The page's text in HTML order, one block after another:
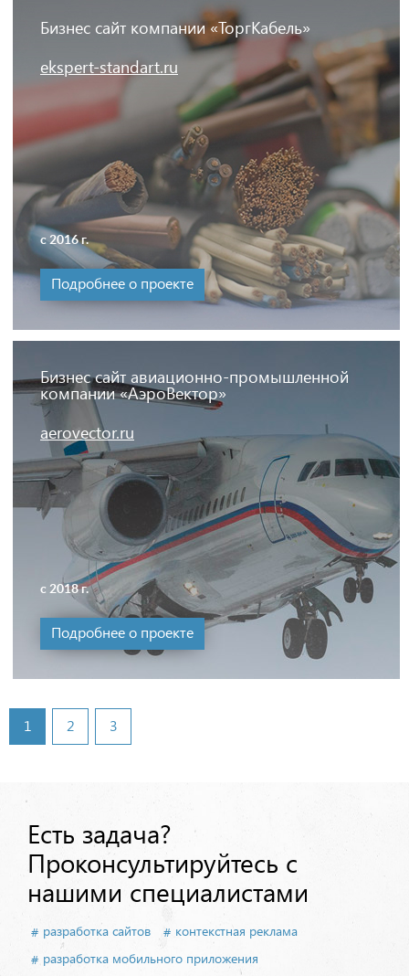
Бизнес сайт компании «ТоргКабель»
ekspert-standart.ru
с 2016 г.
Подробнее о проекте
Бизнес сайт авиационно-промышленной
компании «АэроВектор»
aerovector.ru
с 2018 г.
Подробнее о проекте
1 2 3
Есть задача?
Проконсультируйтесь с
нашими специалистами
разработка сайтов
контекстная реклама
разработка мобильного приложения